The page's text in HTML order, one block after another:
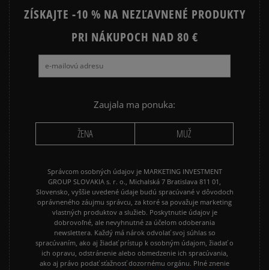
ZÍSKAJTE -10 % NA NEZĽAVNENÉ PRODUKTY
PRI NÁKUPOCH NAD 80 €
Zaujala ma ponuka:
ŽENA MUŽ
Správcom osobných údajov je MARKETING INVESTMENT
GROUP SLOVAKIA s. r. o., Michalská 7 Bratislava 811 01,
Slovensko, vyššie uvedené údaje budú spracúvané v dôvodoch
oprávneného záujmu správcu, za ktoré sa považuje marketing
vlastných produktov a služieb. Poskytnutie údajov je
dobrovoľné, ale nevyhnutné za účelom odoberania
newslettera. Každý má nárok odvolať svoj súhlas so
spracúvaním, ako aj žiadať prístup k osobným údajom, žiadať o
ich opravu, odstránenie alebo obmedzenie ich spracúvania,
ako aj právo podať sťažnosť dozornému orgánu. Plné znenie